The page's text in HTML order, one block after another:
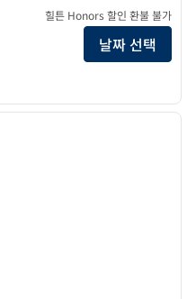
힐튼 Honors 할인 환불 불가
날짜 선택
1/12
다음